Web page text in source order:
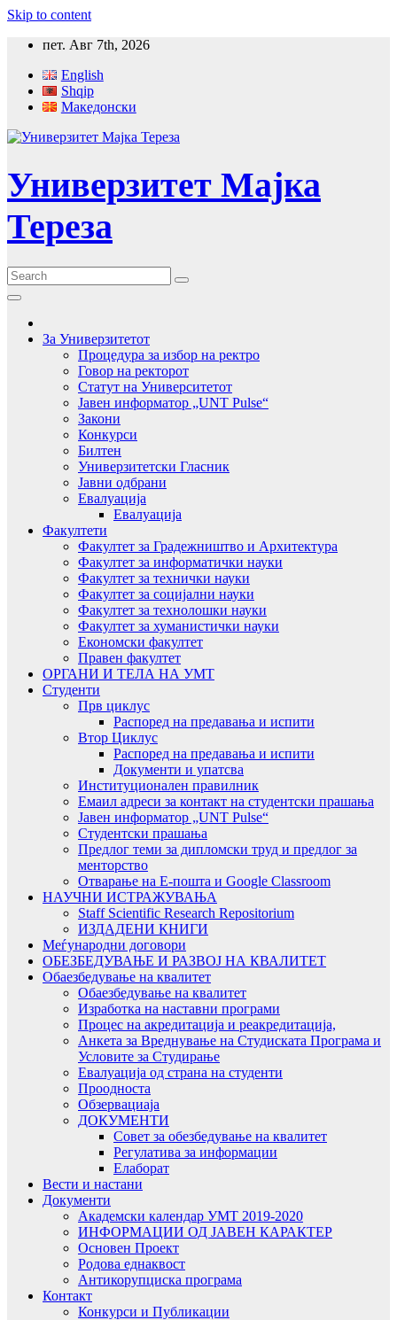
Skip to content
пет. Авг 7th, 2026
English
Shqip
Македонски
Универзитет Мајка
Тереза
За Универзитетот
Процедура за избор на ректро
Говор на ректорот
Статут на Университетот
Јавен информатор „UNT Pulse“
Закони
Конкурси
Билтен
Универзитетски Гласник
Јавни одбрани
Евалуација
Евалуација
Факултети
Факултет за Градежништво и Архитектура
Факултет за информатички науки
Факултет за технички науки
Факултет за социјални науки
Факултет за технолошки науки
Факултет за хуманистички науки
Економски факултет
Правен факултет
ОРГАНИ И ТЕЛА НА УМТ
Студенти
Прв циклус
Распоред на предавањa и испити
Втор Циклус
Распоред на предавањa и испити
Документи и упатсва
Институционален правилник
Емаил адреси за контакт на студентски прашања
Јавен информатор „UNT Pulse“
Студентски прашања
Предлог теми за дипломски труд и предлог за
менторство
Отварање на Е-пошта и Google Classroom
НАУЧНИ ИСТРАЖУВАЊА
Staff Scientific Research Repositorium
ИЗДАДЕНИ КНИГИ
Меѓународни договори
ОБЕЗБЕДУВАЊЕ И РАЗВОЈ НА КВАЛИТЕТ
Обаезбедување на квалитет
Обаезбедување на квалитет
Изработка на наставни програми
Процес на акредитација и реакредитација,
Анкета за Вреднување на Студиската Програма и
Условите за Студирање
Евалуација од страна на студенти
Проодноста
Обзервациаја
ДОКУМЕНТИ
Совет за обезбедување на квалитет
Регулатива за информации
Елаборат
Вести и настани
Документи
Академски календар УМТ 2019-2020
ИНФОРМАЦИИ ОД ЈАВЕН КАРАКТЕР
Основен Проект
Родова еднаквост
Антикорупциска програма
Контакт
Конкурси и Публикации